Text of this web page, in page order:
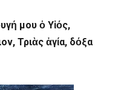
μου ὁ Υἱός,
Τριὰς ἁγία, δόξα